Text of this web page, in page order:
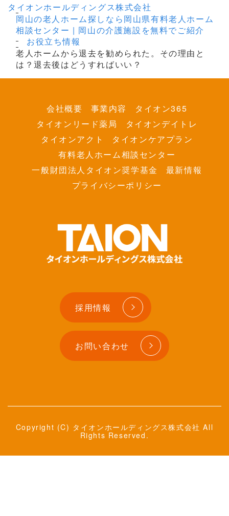
タイオンホールディングス株式会社
岡山の老人ホーム探しなら岡山県有料老人ホーム
相談センター | 岡山の介護施設を無料でご紹介
お役立ち情報
老人ホームから退去を勧められた。その理由と
は？退去後はどうすればいい？
会社概要 事業内容
タイオン365
タイオンリード薬局
タイオンデイトレ
タイオンアクト
タイオンケアプラン
有料老人ホーム相談センター
一般財団法人タイオン奨学基金
最新情報
プライバシーポリシー
採用情報
お問い合わせ
Copyright (C) タイオンホールディングス株式会社 All
Rights Reserved.